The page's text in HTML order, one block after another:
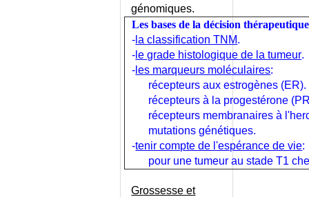
DIABETE TYPE I - CONSEILS
DIABETE TYPE I OU TYPE II ?
DIABETE TYPE II - CONSEILS
DIABETE TYPE II - FACTEURS
génomiques.
Les bases de la décision thérapeutique
- la classification TNM.
- le grade histologique de la tumeur.
- les marqueurs moléculaires:
récepteurs aux estrogènes (ER).
récepteurs à la progestérone
récepteurs membranaires à
mutations génétiques.
-tenir compte de l'espérance de vie:
pour une tumeur au stade T1
Grossesse et